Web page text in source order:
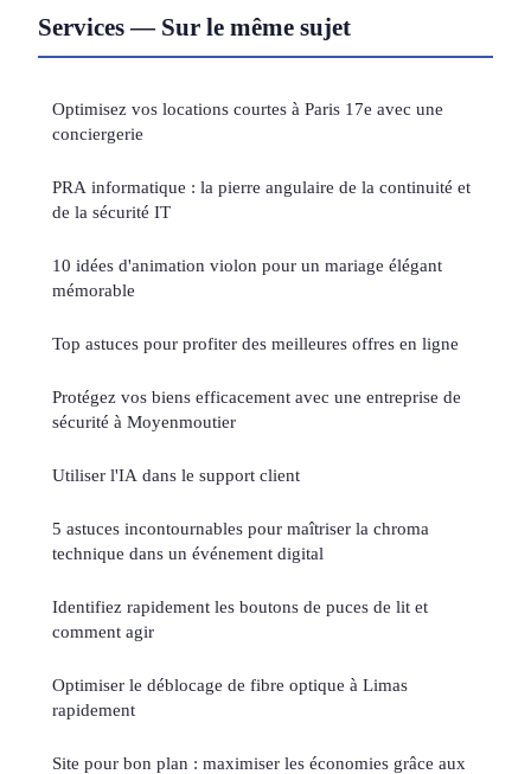
Services — Sur le même sujet
Optimisez vos locations courtes à Paris 17e avec une
conciergerie
PRA informatique : la pierre angulaire de la continuité et
de la sécurité IT
10 idées d'animation violon pour un mariage élégant
mémorable
Top astuces pour profiter des meilleures offres en ligne
Protégez vos biens efficacement avec une entreprise de
sécurité à Moyenmoutier
Utiliser l'IA dans le support client
5 astuces incontournables pour maîtriser la chroma
technique dans un événement digital
Identifiez rapidement les boutons de puces de lit et
comment agir
Optimiser le déblocage de fibre optique à Limas
rapidement
Site pour bon plan : maximiser les économies grâce aux